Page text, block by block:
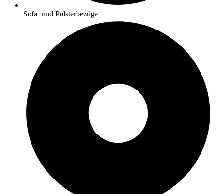
Sofa- und Polsterbezüge